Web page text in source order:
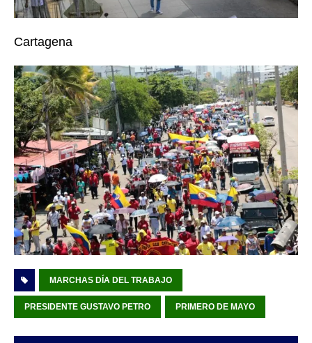
Cartagena
MARCHAS DÍA DEL TRABAJO
PRESIDENTE GUSTAVO PETRO PRIMERO DE MAYO